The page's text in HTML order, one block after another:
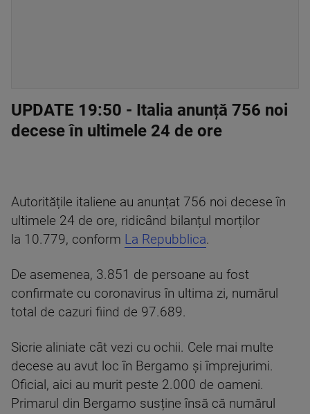
UPDATE 19:50 - Italia anunță 756 noi
decese în ultimele 24 de ore
Autoritățile italiene au anunțat 756 noi decese în
ultimele 24 de ore, ridicând bilanțul morților
la 10.779, conform La Repubblica.
De asemenea, 3.851 de persoane au fost
confirmate cu coronavirus în ultima zi, numărul
total de cazuri fiind de 97.689.
Sicrie aliniate cât vezi cu ochii. Cele mai multe
decese au avut loc în Bergamo și împrejurimi.
Oficial, aici au murit peste 2.000 de oameni.
Primarul din Bergamo susține însă că numărul